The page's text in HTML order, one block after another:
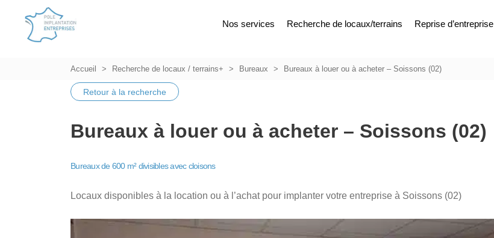
Nos services Recherche de locaux/terrains Reprise d’entreprise
Accueil Recherche de locaux / terrains+ Bureaux Bureaux à louer ou à acheter – Soissons (02)
Retour à la recherche
Bureaux à louer ou à acheter – Soissons (02)
Bureaux de 600 m² divisibles avec cloisons
Locaux disponibles à la location ou à l’achat pour implanter votre entreprise à Soissons (02)